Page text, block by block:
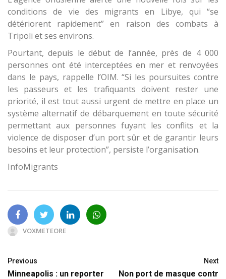
conditions de vie des migrants en Libye, qui “se
détériorent rapidement” en raison des combats à
Tripoli et ses environs.
Pourtant, depuis le début de l’année, près de 4 000
personnes ont été interceptées en mer et renvoyées
dans le pays, rappelle l’OIM. “Si les poursuites contre
les passeurs et les trafiquants doivent rester une
priorité, il est tout aussi urgent de mettre en place un
système alternatif de débarquement en toute sécurité
permettant aux personnes fuyant les conflits et la
violence de disposer d’un port sûr et de garantir leurs
besoins et leur protection”, persiste l’organisation.
InfoMigrants
VOXMETEORE
Previous
Minneapolis : un reporter
Next
Non port de masque contr